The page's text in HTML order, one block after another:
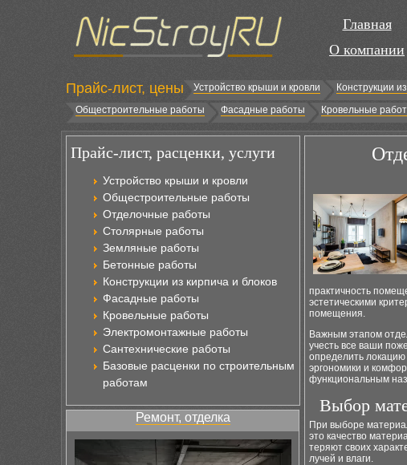
Главная
О компании
Прайс-лист, цены Устройство крыши и кровли Конструкции
Общестроительные работы
Фасадные работы Кровельные
Прайс-лист, расценки, услуги
Устройство крыши и кровли
Общестроительные работы
Отделочные работы
Столярные работы
Земляные работы
Бетонные работы
Конструкции из кирпича и блоков
Фасадные работы
Кровельные работы
Электромонтажные работы
Сантехнические работы
Базовые расценки по строительным
работам
Ремонт, отделка
практичность
эстетическими
помещения.
Важным этапом
учесть все ваши
определить
эргономики и
функциональным
Выбор
При выборе
это качество
теряют своих
лучей и влаги.